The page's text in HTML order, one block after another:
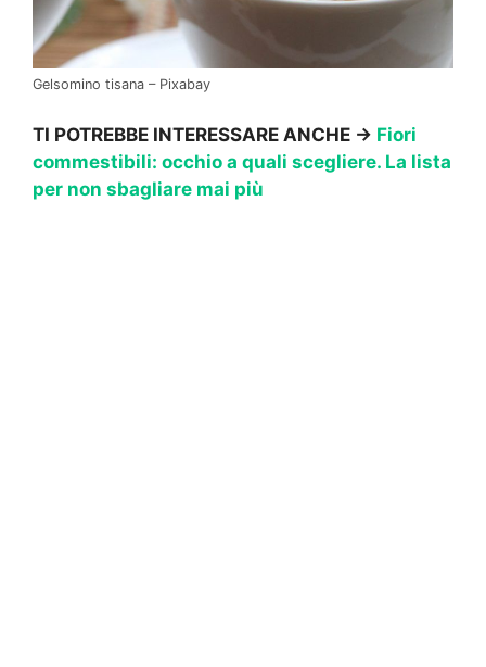
Gelsomino tisana – Pixabay
TI POTREBBE INTERESSARE ANCHE -> Fiori
commestibili: occhio a quali scegliere. La lista
per non sbagliare mai più